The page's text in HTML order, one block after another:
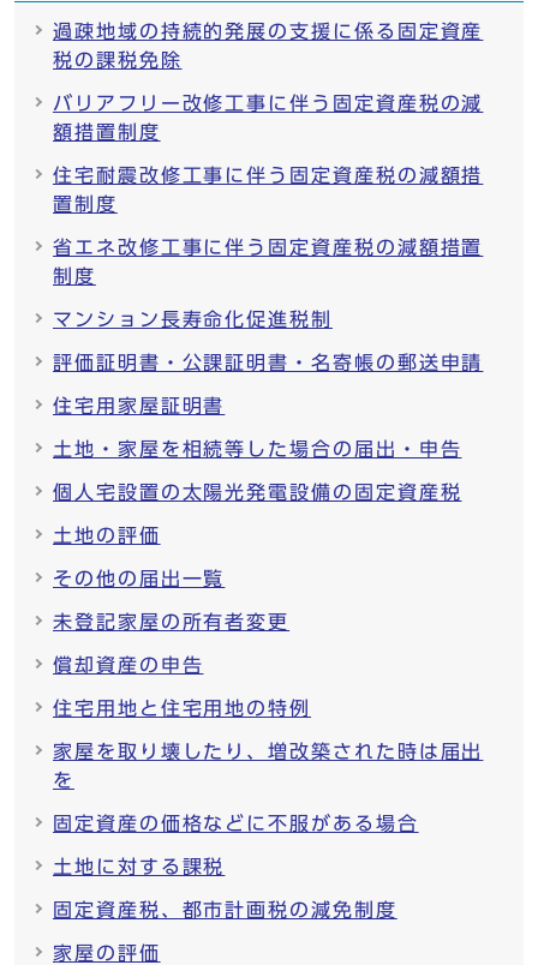
過疎地域の持続的発展の支援に係る固定資産
税の課税免除
バリアフリー改修工事に伴う固定資産税の減
額措置制度
住宅耐震改修工事に伴う固定資産税の減額措
置制度
省エネ改修工事に伴う固定資産税の減額措置
制度
マンション長寿命化促進税制
評価証明書・公課証明書・名寄帳の郵送申請
住宅用家屋証明書
土地・家屋を相続等した場合の届出・申告
個人宅設置の太陽光発電設備の固定資産税
土地の評価
その他の届出一覧
未登記家屋の所有者変更
償却資産の申告
住宅用地と住宅用地の特例
家屋を取り壊したり、増改築された時は届出
を
固定資産の価格などに不服がある場合
土地に対する課税
固定資産税、都市計画税の減免制度
家屋の評価